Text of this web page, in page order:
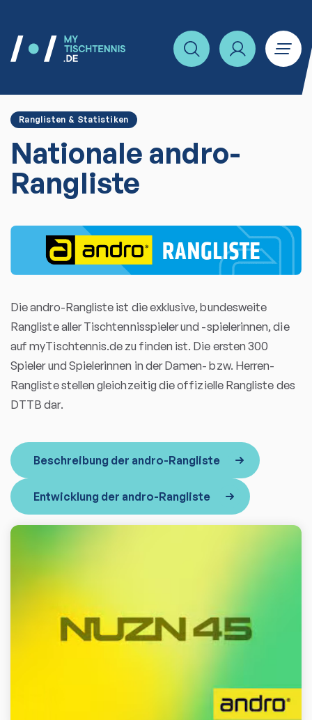
Ranglisten & Statistiken
Nationale andro-
Rangliste
Die andro-Rangliste ist die exklusive, bundesweite
Rangliste aller Tischtennisspieler und -spielerinnen, die
auf myTischtennis.de zu finden ist. Die ersten 300
Spieler und Spielerinnen in der Damen- bzw. Herren-
Rangliste stellen gleichzeitig die offizielle Rangliste des
DTTB dar.
Beschreibung der andro-Rangliste
Entwicklung der andro-Rangliste